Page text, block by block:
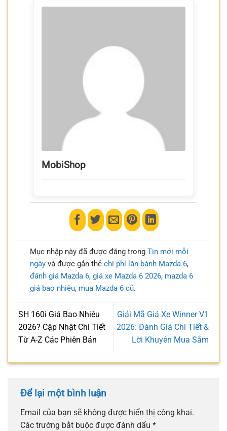
MobiShop
Mục nhập này đã được đăng trong Tin mới mỗi
ngàyvà được gắn thẻ chi phí lăn bánh Mazda 6,
đánh giá Mazda 6, giá xe Mazda 6 2026, mazda 6
giá bao nhiêu, mua Mazda 6 cũ.
SH 160i Giá Bao Nhiêu
2026? Cập Nhật Chi Tiết
Từ A-Z Các Phiên Bản
Giải Mã Giá Xe Winner V1
2026: Đánh Giá Chi Tiết &
Lời Khuyên Mua Sắm
Để lại một bình luận
Email của bạn sẽ không được hiển thị công khai.
Các trường bắt buộc được đánh dấu *